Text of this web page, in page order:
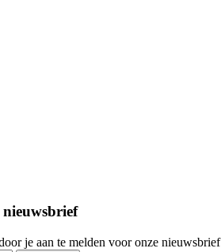
je aan te melden voor onze nieuwsbrief